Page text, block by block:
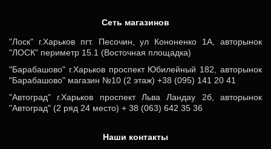
Cеть магазинов
"Лоск" г.Харьков пгт. Песочин, ул Кононенко 1А, авторынок
"ЛОСК" периметр 15.1 (Восточная площадка)
"Барабашово" г.Харьков проспект Юбилейный 182, авторынок
"Барабашово" магазин №10 (2 этаж) +38 (095) 141 20 41
"Автоград" г.Харьков проспект Льва Ландау 2б, авторынок
"Автоград" (2 ряд 24 место) + 38 (063) 642 35 36
Наши контакты